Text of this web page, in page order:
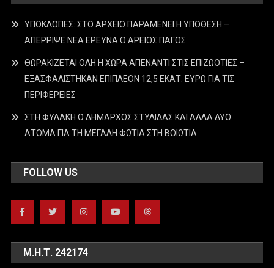
ΥΠΟΚΛΟΠΕΣ: ΣΤΟ ΑΡΧΕΙΟ ΠΑΡΑΜΕΝΕΙ Η ΥΠΟΘΕΣΗ –
ΑΠΕΡΡΙΨΕ ΝΕΑ ΕΡΕΥΝΑ Ο ΑΡΕΙΟΣ ΠΑΓΟΣ
ΘΩΡΑΚΙΖΕΤΑΙ ΟΛΗ Η ΧΩΡΑ ΑΠΕΝΑΝΤΙ ΣΤΙΣ ΕΠΙΖΩΟΤΙΕΣ –
ΕΞΑΣΦΑΛΙΣΤΗΚΑΝ ΕΠΙΠΛΕΟΝ 12,5 ΕΚΑΤ. ΕΥΡΩ ΓΙΑ ΤΙΣ
ΠΕΡΙΦΕΡΕΙΕΣ
ΣΤΗ ΦΥΛΑΚΗ Ο ΔΗΜΑΡΧΟΣ ΣΤΥΛΙΔΑΣ ΚΑΙ ΑΛΛΑ ΔΥΟ
ΑΤΟΜΑ ΓΙΑ ΤΗ ΜΕΓΑΛΗ ΦΩΤΙΑ ΣΤΗ ΒΟΙΩΤΙΑ
FOLLOW US
Μ.Η.Τ. 242174